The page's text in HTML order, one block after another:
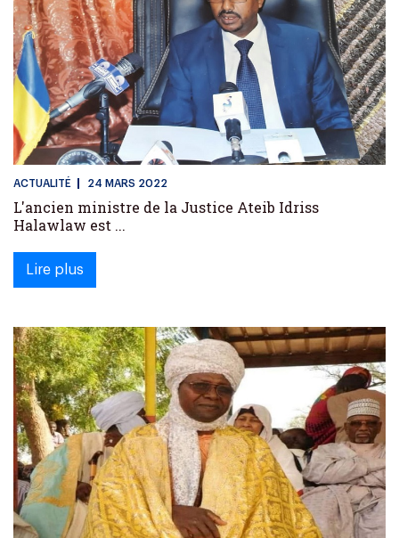
ACTUALITÉ 24 MARS 2022
L'ancien ministre de la Justice Ateib Idriss
Halawlaw est ...
Lire plus